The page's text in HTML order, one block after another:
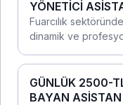
YÖNETİCİ
Fuarcılık
dinamik ve
GÜNLÜK 2500-
BAYAN